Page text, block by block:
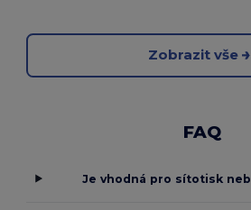
Zobrazit vše
FAQ
Je vhodná pro sítotisk